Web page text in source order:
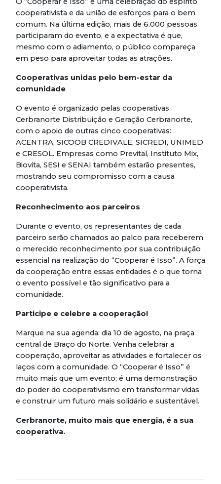
cooperativista e da união de esforços para o bem
comum. Na última edição, mais de 6.000 pessoas
participaram do evento, e a expectativa é que,
mesmo com o adiamento, o público compareça
em peso para aproveitar todas as atrações.
Cooperativas unidas pelo bem-estar da
comunidade
O evento é organizado pelas cooperativas
Cerbranorte Distribuição e Geração Cerbranorte,
com o apoio de outras cinco cooperativas:
ACENTRA, SICOOB CREDIVALE, SICREDI, UNIMED
e CRESOL. Empresas como Prevital, Instituto Mix,
Biovita, SESI e SENAI também estarão presentes,
mostrando seu compromisso com a causa
cooperativista.
Reconhecimento aos parceiros
Durante o evento, os representantes de cada
parceiro serão chamados ao palco para receberem
o merecido reconhecimento por sua contribuição
essencial na realização do “Cooperar é Isso”. A força
da cooperação entre essas entidades é o que torna
o evento possível e tão significativo para a
comunidade.
Participe e celebre a cooperação!
Marque na sua agenda: dia 10 de agosto, na praça
central de Braço do Norte. Venha celebrar a
cooperação, aproveitar as atividades e fortalecer os
laços com a comunidade. O “Cooperar é Isso” é
muito mais que um evento; é uma demonstração
do poder do cooperativismo em transformar vidas
e construir um futuro mais solidário e sustentável.
Cerbranorte, muito mais que energia, é a sua
cooperativa.